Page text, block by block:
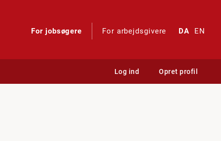
For jobsøgere For arbejdsgivere DA EN
Log ind Opret profil